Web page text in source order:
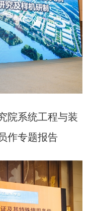
系统工程与装
作专题报告